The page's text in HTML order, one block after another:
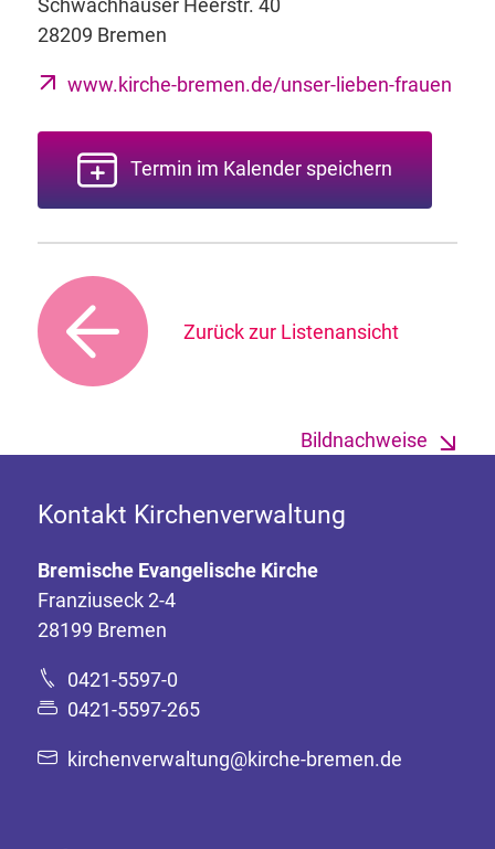
28209 Bremen
www.kirche-bremen.de/unser-lieben-frauen
Termin im Kalender speichern
Zurück zur Listenansicht
Bildnachweise
Kontakt Kirchenverwaltung
Bremische Evangelische Kirche
Franziuseck 2-4
28199 Bremen
0421-5597-0
0421-5597-265
kirchenverwaltung@kirche-bremen.de